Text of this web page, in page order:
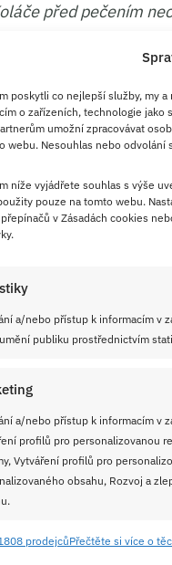
poskytli co nejlepší služby, my
o zařízeních, technologie jako
umožní zpracovávat
webu. Nesouhlas nebo
níže vyjádřete souhlas s výše
pouze na tomto webu.
v Zásadách cookies
a/nebo přístup k informacím v
publiku prostřednictvím
a/nebo přístup k informacím v
profilů pro personalizovanou
Vytváření profilů pro
obsahu, Rozvoj a
prodejcůPřečtěte si více o
před pečením
z trouby mnohem
koláče s
surovin a trpělivého
3 hodiny
(dle teploty v
na 180 stupňů